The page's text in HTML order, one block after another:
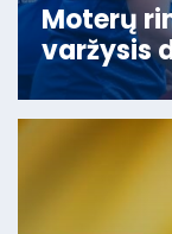
Moterų
varžysis